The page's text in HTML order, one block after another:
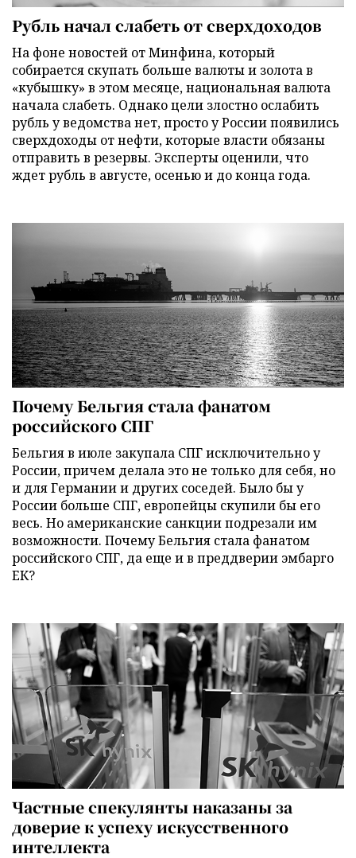
Рубль начал слабеть от сверхдоходов
На фоне новостей от Минфина, который
собирается скупать больше валюты и золота в
«кубышку» в этом месяце, национальная валюта
начала слабеть. Однако цели злостно ослабить
рубль у ведомства нет, просто у России появились
сверхдоходы от нефти, которые власти обязаны
отправить в резервы. Эксперты оценили, что
ждет рубль в августе, осенью и до конца года.
Почему Бельгия стала фанатом
российского СПГ
Бельгия в июле закупала СПГ исключительно у
России, причем делала это не только для себя, но
и для Германии и других соседей. Было бы у
России больше СПГ, европейцы скупили бы его
весь. Но американские санкции подрезали им
возможности. Почему Бельгия стала фанатом
российского СПГ, да еще и в преддверии эмбарго
ЕК?
Частные спекулянты наказаны за
доверие к успеху искусственного
интеллекта